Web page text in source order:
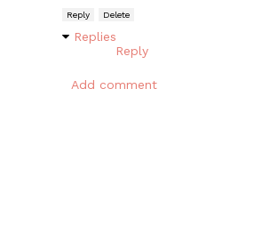
Reply Delete
Replies
Reply
Add comment